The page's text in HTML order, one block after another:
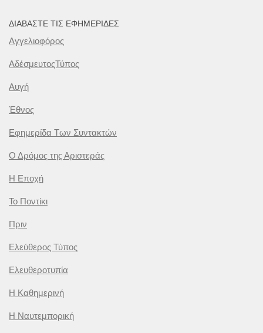
ΔΙΑΒΆΣΤΕ ΤΙΣ ΕΦΗΜΕΡΊΔΕΣ
Αγγελιοφόρος
ΑδέσμευτοςΤύπος
Αυγή
Έθνος
Εφημερίδα Των Συντακτών
Ο Δρόμος της Αριστεράς
Η Εποχή
Το Ποντίκι
Πριν
Ελεύθερος Τύπος
Ελευθεροτυπία
Η Καθημερινή
Η Ναυτεμπορική